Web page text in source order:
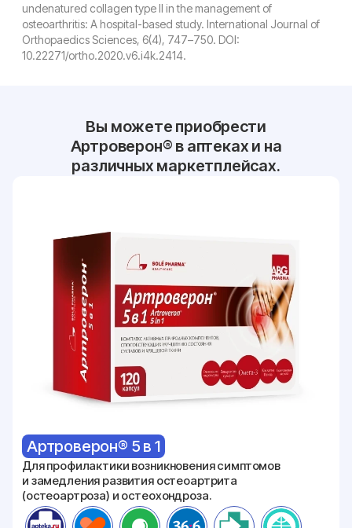
undenatured collagen type II in the management of
osteoarthritis: A hospital-based study. International Journal of
Orthopaedics Sciences, 6(4), 747–750. DOI:
10.22271/ortho.2020.v6.i4k.2414.
Вы можете приобрести
Артроверон® в аптеках и на
различных маркетплейсах.
Артроверон® 5 в 1
Для профилактики возникновения симптомов
и замедления развития остеоартрита
(остеоартроза) и остеохондроза.